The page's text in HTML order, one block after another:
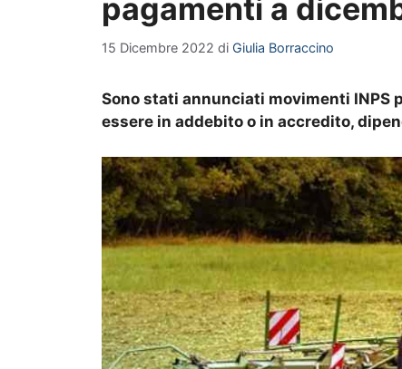
pagamenti a
15 Dicembre 2022 di Giulia Borraccino
Sono stati annunciati movimenti INPS
essere in addebito o in accredito,